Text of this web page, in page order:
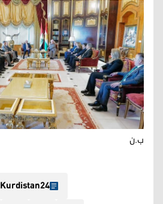
ب.ن
Kurdistan24